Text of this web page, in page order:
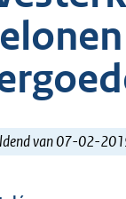
van 07-02-